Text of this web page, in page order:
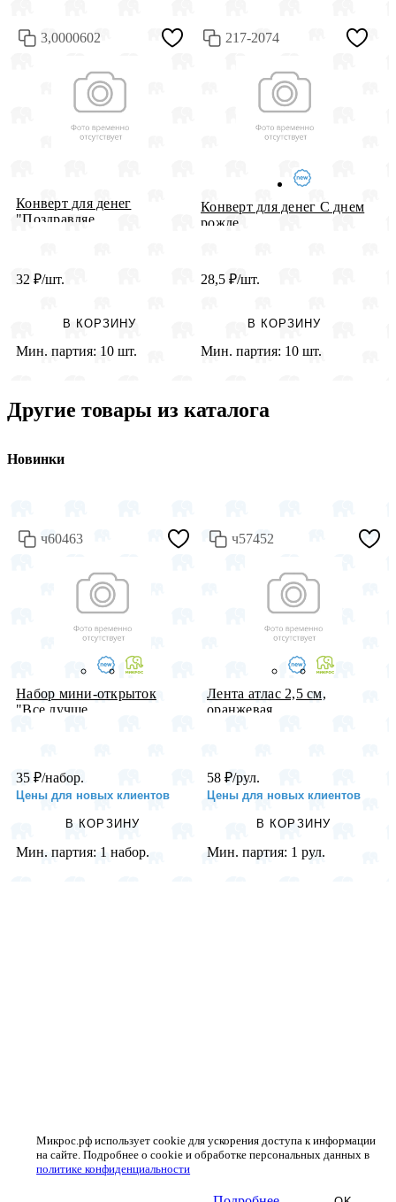
3,0000602
Конверт для денег
"Поздравляе...
32 ₽/шт.
В КОРЗИНУ
Мин. партия: 10 шт.
217-2074
Конверт для денег С днем
рожде...
28,5 ₽/шт.
В КОРЗИНУ
Мин. партия: 10 шт.
Другие товары из каталога
Новинки
ч60463
Набор мини-открыток
"Все лучше...
35 ₽/набор.
Цены для новых клиентов
В КОРЗИНУ
Мин. партия: 1 набор.
ч57452
Лента атлас 2,5 см,
оранжевая...
58 ₽/рул.
Цены для новых клиентов
В КОРЗИНУ
Мин. партия: 1 рул.
Микрос.рф использует cookie для ускорения доступа к информации
на сайте. Подробнее о cookie и обработке персональных данных в
политике конфиденциальности